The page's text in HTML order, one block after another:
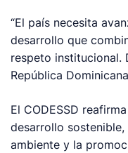
“El país necesita
desarrollo que
respeto institucional.
República
El CODESSD
desarrollo
ambiente y la